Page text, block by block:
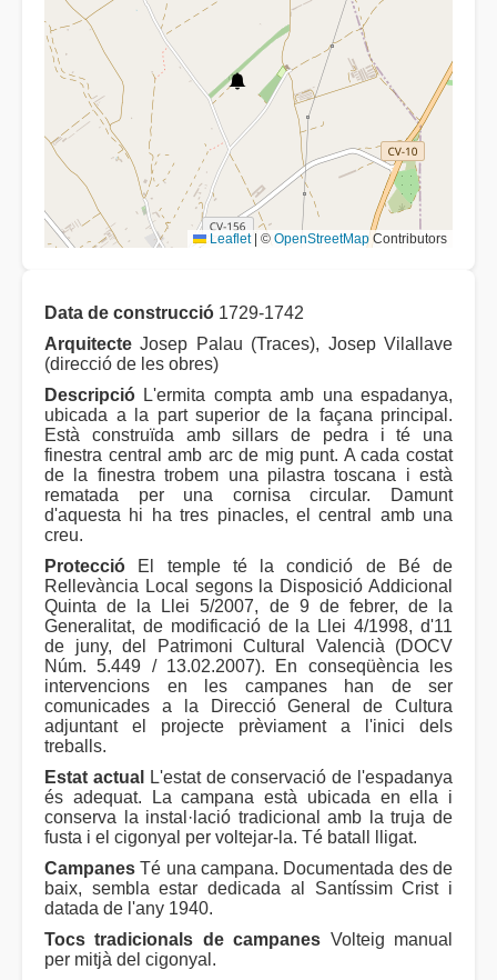
Leaflet © OpenStreetMap Contributors
Data de construcció 1729-1742
Arquitecte Josep Palau (Traces), Josep Vilallave
(direcció de les obres)
Descripció L'ermita compta amb una espadanya,
ubicada a la part superior de la façana principal.
Està construïda amb sillars de pedra i té una
finestra central amb arc de mig punt. A cada costat
de la finestra trobem una pilastra toscana i està
rematada per una cornisa circular. Damunt
d'aquesta hi ha tres pinacles, el central amb una
creu.
Protecció El temple té la condició de Bé de
Rellevància Local segons la Disposició Addicional
Quinta de la Llei 5/2007, de 9 de febrer, de la
Generalitat, de modificació de la Llei 4/1998, d'11
de juny, del Patrimoni Cultural Valencià (DOCV
Núm. 5.449 / 13.02.2007). En conseqüència les
intervencions en les campanes han de ser
comunicades a la Direcció General de Cultura
adjuntant el projecte prèviament a l'inici dels
treballs.
Estat actual
L'estat de conservació de l'espadanya
és adequat. La campana està ubicada en ella i
conserva la instal·lació tradicional amb la truja de
fusta i el cigonyal per voltejar-la. Té batall lligat.
Campanes Té una campana. Documentada des de
baix, sembla estar dedicada al Santíssim Crist i
datada de l'any 1940.
Tocs tradicionals de campanes Volteig manual
per mitjà del cigonyal.